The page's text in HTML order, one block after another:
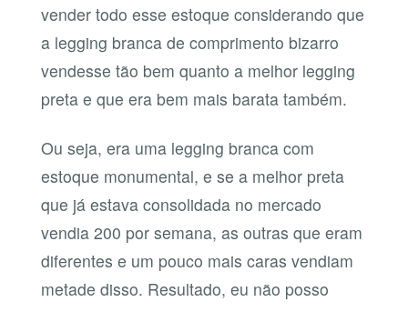
vender todo esse estoque considerando que
a legging branca de comprimento bizarro
vendesse tão bem quanto a melhor legging
preta e que era bem mais barata também.
Ou seja, era uma legging branca com
estoque monumental, e se a melhor preta
que já estava consolidada no mercado
vendia 200 por semana, as outras que eram
diferentes e um pouco mais caras vendiam
metade disso. Resultado, eu não posso